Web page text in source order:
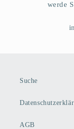
werde
Suche
AGB